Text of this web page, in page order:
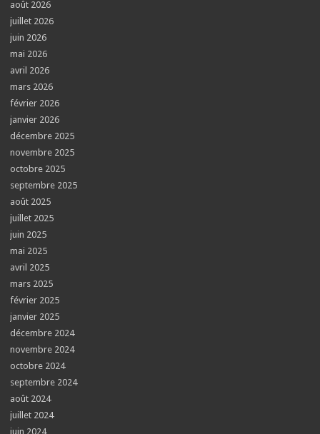
août 2026
juillet 2026
juin 2026
mai 2026
avril 2026
mars 2026
février 2026
janvier 2026
décembre 2025
novembre 2025
octobre 2025
septembre 2025
août 2025
juillet 2025
juin 2025
mai 2025
avril 2025
mars 2025
février 2025
janvier 2025
décembre 2024
novembre 2024
octobre 2024
septembre 2024
août 2024
juillet 2024
juin 2024